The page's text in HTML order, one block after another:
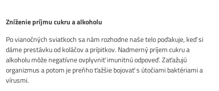
Zníženie príjmu cukru a alkoholu
Po vianočných sviatkoch sa nám rozhodne naše telo poďakuje, keď si
dáme prestávku od koláčov a prípitkov. Nadmerný príjem cukru a
alkoholu môže negatívne ovplyvniť imunitnú odpoveď. Zaťažujú
organizmus a potom je preňho ťažšie bojovať s útočiami baktériami a
vírusmi.